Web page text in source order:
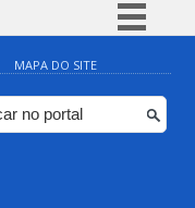
Simplifique!
Comunica BR
Participe
MAPA DO SITE